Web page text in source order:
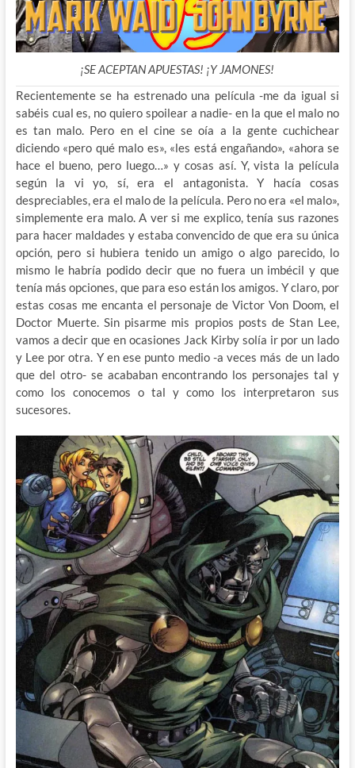
¡SE ACEPTAN APUESTAS! ¡Y JAMONES!
Recientemente se ha estrenado una película -me da igual si
sabéis cual es, no quiero spoilear a nadie- en la que el malo no
es tan malo. Pero en el cine se oía a la gente cuchichear
diciendo «pero qué malo es», «les está engañando», «ahora se
hace el bueno, pero luego…» y cosas así. Y, vista la película
según la vi yo, sí, era el antagonista. Y hacía cosas
despreciables, era el malo de la película. Pero no era «el malo»,
simplemente era malo. A ver si me explico, tenía sus razones
para hacer maldades y estaba convencido de que era su única
opción, pero si hubiera tenido un amigo o algo parecido, lo
mismo le habría podido decir que no fuera un imbécil y que
tenía más opciones, que para eso están los amigos. Y claro, por
estas cosas me encanta el personaje de Victor Von Doom, el
Doctor Muerte. Sin pisarme mis propios posts de Stan Lee,
vamos a decir que en ocasiones Jack Kirby solía ir por un lado
y Lee por otra. Y en ese punto medio -a veces más de un lado
que del otro- se acababan encontrando los personajes tal y
como los conocemos o tal y como los interpretaron sus
sucesores.